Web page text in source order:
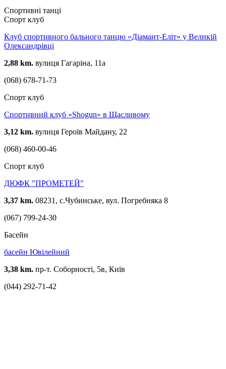
Спортивні танці
Спорт клуб
Клуб спортивного бального танцю «Діамант-Еліт» у Великій
Олександрівці
2,88 km. вулиця Гагаріна, 11а
(068) 678-71-73
Спорт клуб
Спортивний клуб «Shogun» в Щасливому
3,12 km. вулиця Героїв Майдану, 22
(068) 460-00-46
Спорт клуб
ДЮФК "ПРОМЕТЕЙ"
3,37 km. 08231, с.Чубинське, вул. Погребняка 8
(067) 799-24-30
Басейн
басейн Ювілейний
3,38 km. пр-т. Соборності, 5в, Київ
(044) 292-71-42